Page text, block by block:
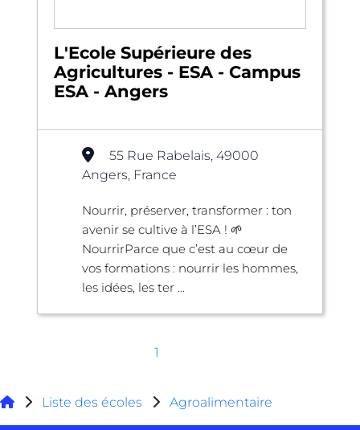
L'Ecole Supérieure des
Agricultures - ESA - Campus
ESA - Angers
55 Rue Rabelais, 49000
Angers, France
Nourrir, préserver, transformer : ton
avenir se cultive à l’ESA ! 🌱
NourrirParce que c’est au cœur de
vos formations : nourrir les hommes,
les idées, les ter ...
1
Liste des écoles Agroalimentaire